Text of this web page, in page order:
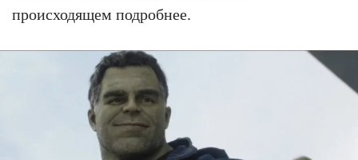
происходящем подробнее.